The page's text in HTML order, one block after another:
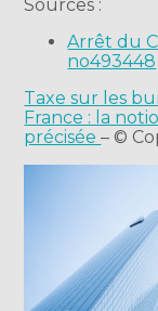
Sources :
Arrêt du
no493448
Taxe sur les
France : la
précisée– ©